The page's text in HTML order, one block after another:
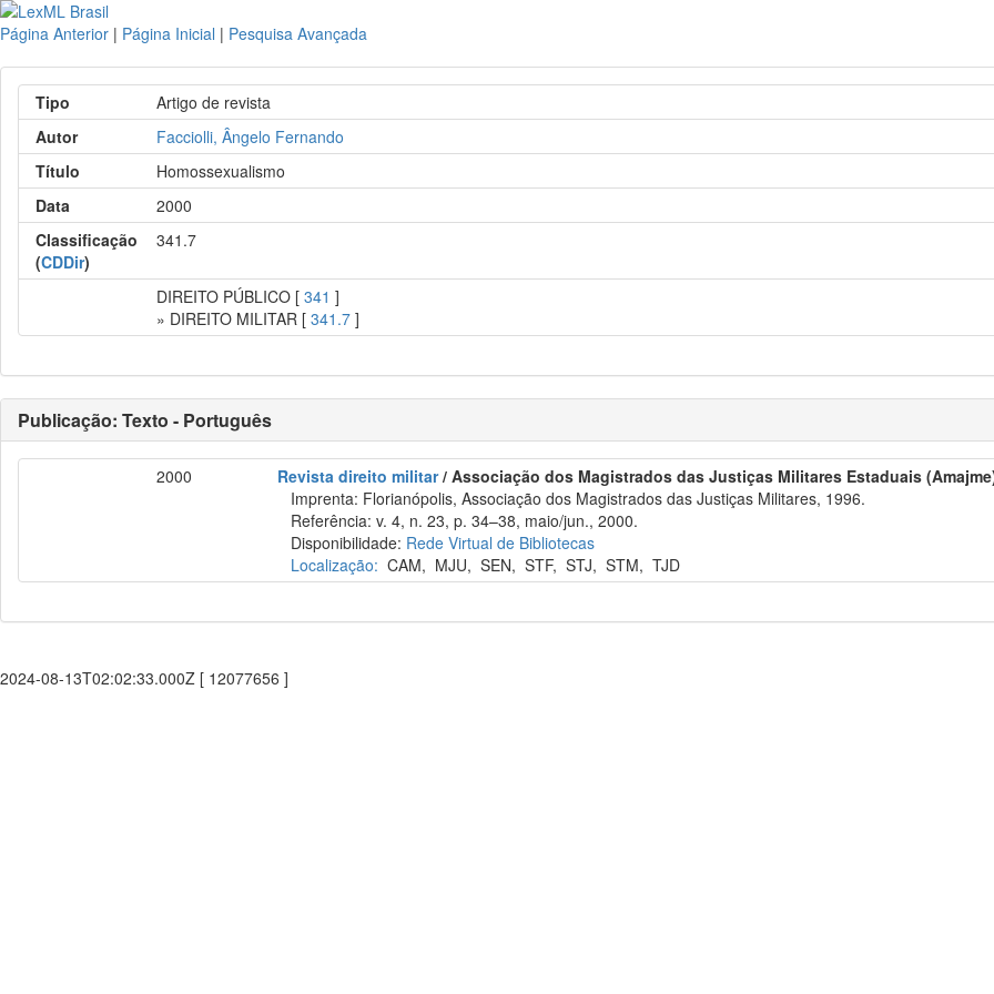
Página Anterior | Página Inicial | Pesquisa Avançada
Tipo
Artigo de revista
Autor
Facciolli, Ângelo Fernando
Título
Homossexualismo
Data
2000
Classificação
(CDDir)
341.7
DIREITO PÚBLICO [341 ]
» DIREITO MILITAR [341.7 ]
Publicação: Texto - Português
2000 Revista direito militar/ Associação dos Magistrados das Justiças Militares Estaduais
Imprenta: Florianópolis, Associação dos Magistrados das Justiças Militares, 1996.
Referência: v. 4, n. 23, p. 34–38, maio/jun., 2000.
Disponibilidade: Rede Virtual de Bibliotecas
Localização: CAM, MJU,SEN,STF,STJ,STM,TJD
2024-08-13T02:02:33.000Z [ 12077656 ]